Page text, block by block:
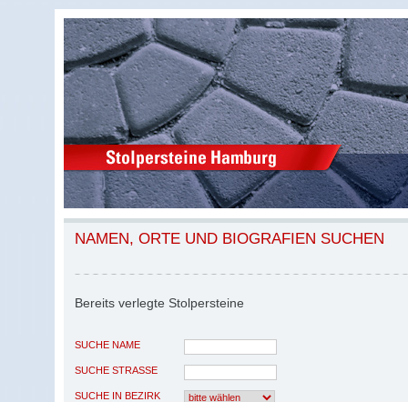
NAMEN, ORTE UND BIOGRAFIEN SUCHEN
Bereits verlegte Stolpersteine
SUCHE NAME
SUCHE STRASSE
SUCHE IN BEZIRK